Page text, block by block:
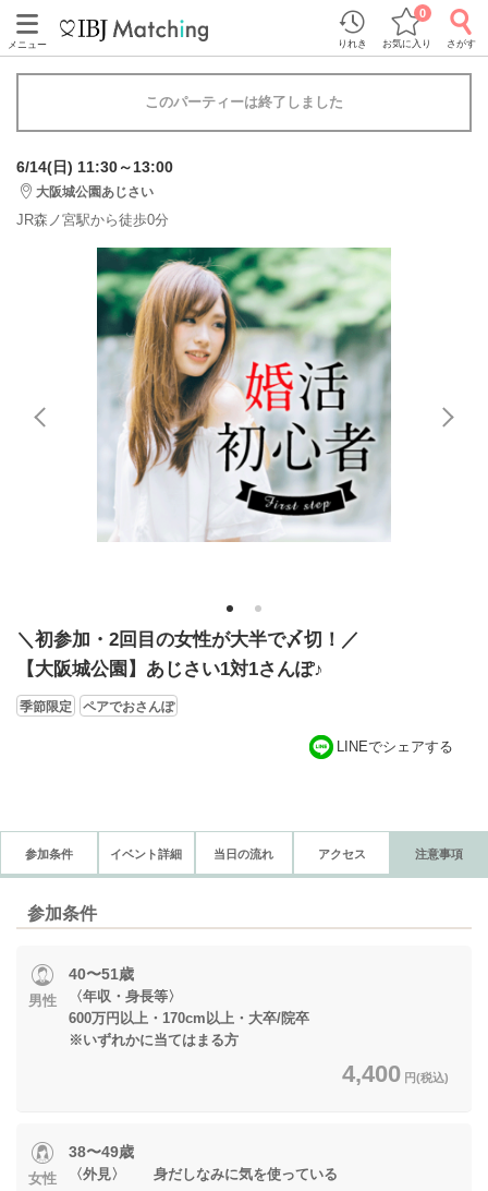
メニュー りれき お気に入り
0
さがす
このパーティーは終了しました
6/14(日) 11:30～13:00
大阪城公園あじさい
JR森ノ宮駅から徒歩0分
1 2
＼初参加・2回目の女性が大半で〆切！／
【大阪城公園】あじさい1対1さんぽ♪
季節限定 ペアでおさんぽ
LINEでシェアする
参加条件 イベント詳細 当日の流れ アクセス 注意事項
参加条件
男性
40〜51歳
〈年収・身長等〉
600万円以上・170cm以上・大卒/院卒
※いずれかに当てはまる方
4,400 円(税込)
女性
38〜49歳
〈外見〉 身だしなみに気を使っている